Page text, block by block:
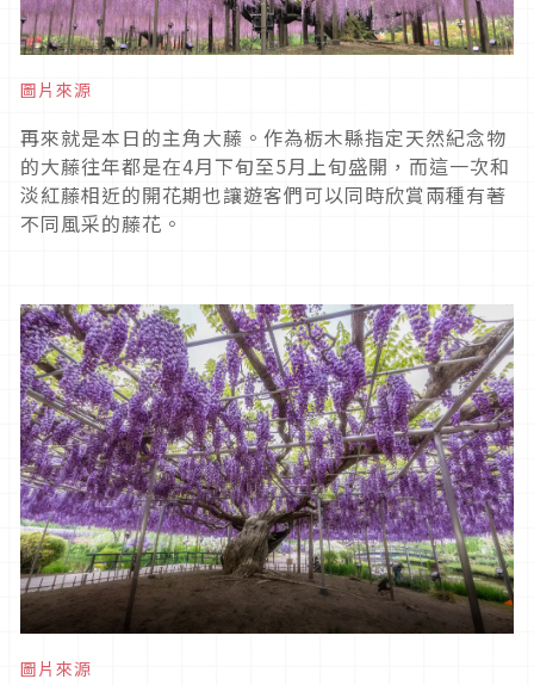
圖片來源
再來就是本日的主角大藤。作為栃木縣指定天然紀念物
的大藤往年都是在4月下旬至5月上旬盛開，而這一次和
淡紅藤相近的開花期也讓遊客們可以同時欣賞兩種有著
不同風采的藤花。
圖片來源